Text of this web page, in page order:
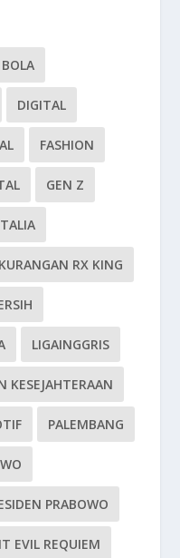
BOLA
DIGITAL
FASHION
GEN Z
RX KING
LIGAINGGRIS
KESEJAHTERAAN
PALEMBANG
PRABOWO
EVIL REQUIEM